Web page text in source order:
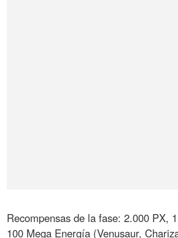
Recompensas de la fase: 2.000 PX,
100 Mega Energía (Venusaur,